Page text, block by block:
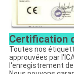
Certification
Toutes nos
approuvées par
l'enregistrement